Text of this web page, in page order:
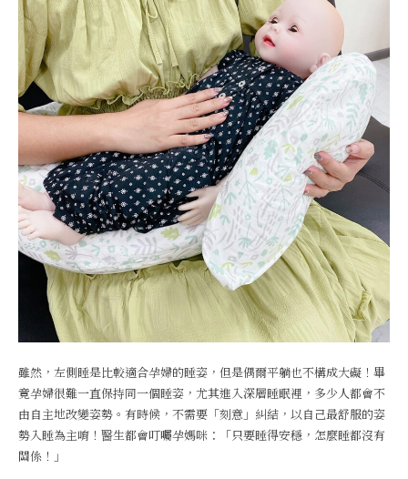
雖然，左側睡是比較適合孕婦的睡姿，但是偶爾平躺也不構成大礙！畢
竟孕婦很難一直保持同一個睡姿，尤其進入深層睡眠裡，多少人都會不
由自主地改變姿勢。有時候，不需要「刻意」糾結，以自己最舒服的姿
勢入睡為主唷！醫生都會叮囑孕媽咪：「只要睡得安穩，怎麼睡都沒有
關係！」